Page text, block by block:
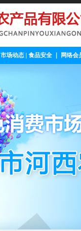
市场动态| 食品安全｜ 网络会